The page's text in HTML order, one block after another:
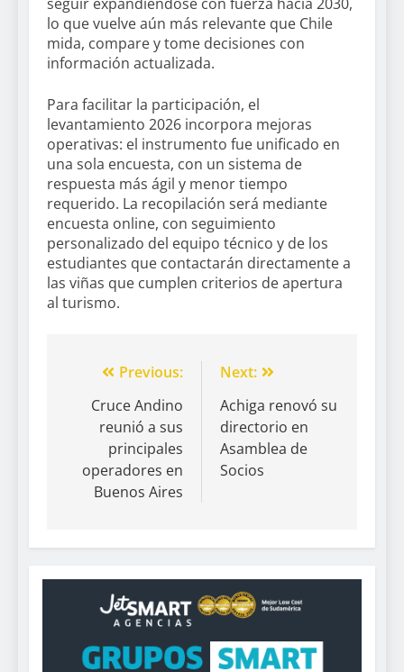
seguir expandiéndose con fuerza hacia 2030,
lo que vuelve aún más relevante que Chile
mida, compare y tome decisiones con
información actualizada.
Para facilitar la participación, el
levantamiento 2026 incorpora mejoras
operativas: el instrumento fue unificado en
una sola encuesta, con un sistema de
respuesta más ágil y menor tiempo
requerido. La recopilación será mediante
encuesta online, con seguimiento
personalizado del equipo técnico y de los
estudiantes que contactarán directamente a
las viñas que cumplen criterios de apertura
al turismo.
Previous:
Cruce Andino
reunió a sus
principales
operadores en
Buenos Aires
Next:
Achiga renovó su
directorio en
Asamblea de
Socios